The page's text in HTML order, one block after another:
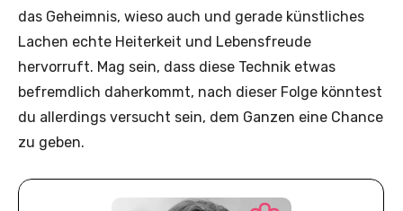
das Geheimnis, wieso auch und gerade künstliches
Lachen echte Heiterkeit und Lebensfreude
hervorruft. Mag sein, dass diese Technik etwas
befremdlich daherkommt, nach dieser Folge könntest
du allerdings versucht sein, dem Ganzen eine Chance
zu geben.